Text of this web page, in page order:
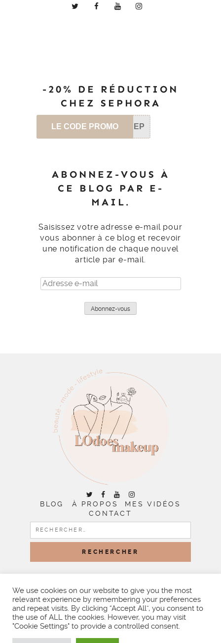
-20% DE RÉDUCTION
CHEZ SEPHORA
LE CODE PROMO SEP
ABONNEZ-VOUS À
CE BLOG PAR E-
MAIL.
Saisissez votre adresse e-mail pour
vous abonner à ce blog et recevoir
une notification de chaque nouvel
article par e-mail.
Adresse
e-
Abonnez-vous
BLOG À PROPOS
MES VIDÉOS
CONTACT
RECHERCHER :
BY LITTLE THEME SHOP
We use cookies on our website to give you the most
relevant experience by remembering your preferences
and repeat visits. By clicking “Accept All”, you consent to
the use of ALL the cookies. However, you may visit
"Cookie Settings" to provide a controlled consent.